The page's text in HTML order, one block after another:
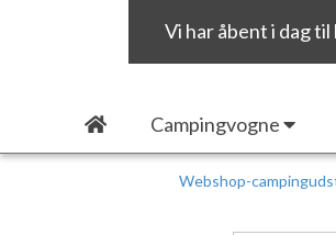
Vi har åbent i dag til
Campingvogne
Webshop-